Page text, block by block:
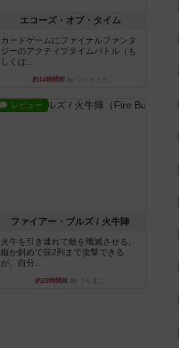
エコーズ・オブ・タイム
カードゲームにファイナルファンタ
ジーのアクティブタイムバトル（も
しくは...
約14時間前by ジェイとと
レビュー
ファイアー・ブルズ / 火牛陣
火牛を引き連れて敵を殲滅させる。
縦か斜めで前2列まで攻撃できる
が、自分...
約22時間前 by うらまこ